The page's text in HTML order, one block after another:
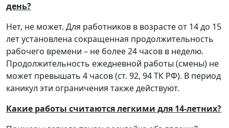
день?
Нет, не может. Для работников в возрасте от 14 до 15
лет установлена сокращенная продолжительность
рабочего времени – не более 24 часов в неделю.
Продолжительность ежедневной работы (смены) не
может превышать 4 часов (ст. 92, 94 ТК РФ). В период
каникул эти ограничения также действуют.
Какие работы считаются легкими для 14-летних?